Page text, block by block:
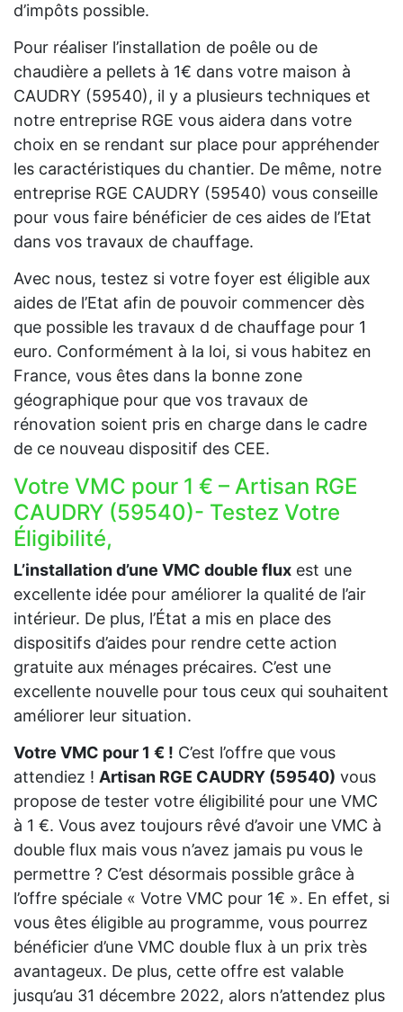
d’impôts possible.
Pour réaliser l’installation de poêle ou de
chaudière a pellets à 1€ dans votre maison à
CAUDRY (59540), il y a plusieurs techniques et
notre entreprise RGE vous aidera dans votre
choix en se rendant sur place pour appréhender
les caractéristiques du chantier. De même, notre
entreprise RGE CAUDRY (59540) vous conseille
pour vous faire bénéficier de ces aides de l’Etat
dans vos travaux de chauffage.
Avec nous, testez si votre foyer est éligible aux
aides de l’Etat afin de pouvoir commencer dès
que possible les travaux d de chauffage pour 1
euro. Conformément à la loi, si vous habitez en
France, vous êtes dans la bonne zone
géographique pour que vos travaux de
rénovation soient pris en charge dans le cadre
de ce nouveau dispositif des CEE.
Votre VMC pour 1 € – Artisan RGE
CAUDRY (59540)- Testez Votre
Éligibilité,
L’installation d’une VMC double flux est une
excellente idée pour améliorer la qualité de l’air
intérieur. De plus, l’État a mis en place des
dispositifs d’aides pour rendre cette action
gratuite aux ménages précaires. C’est une
excellente nouvelle pour tous ceux qui souhaitent
améliorer leur situation.
Votre VMC pour 1 € ! C’est l’offre que vous
attendiez ! Artisan RGE CAUDRY (59540) vous
propose de tester votre éligibilité pour une VMC
à 1 €. Vous avez toujours rêvé d’avoir une VMC à
double flux mais vous n’avez jamais pu vous le
permettre ? C’est désormais possible grâce à
l’offre spéciale « Votre VMC pour 1€ ». En effet, si
vous êtes éligible au programme, vous pourrez
bénéficier d’une VMC double flux à un prix très
avantageux. De plus, cette offre est valable
jusqu’au 31 décembre 2022, alors n’attendez plus